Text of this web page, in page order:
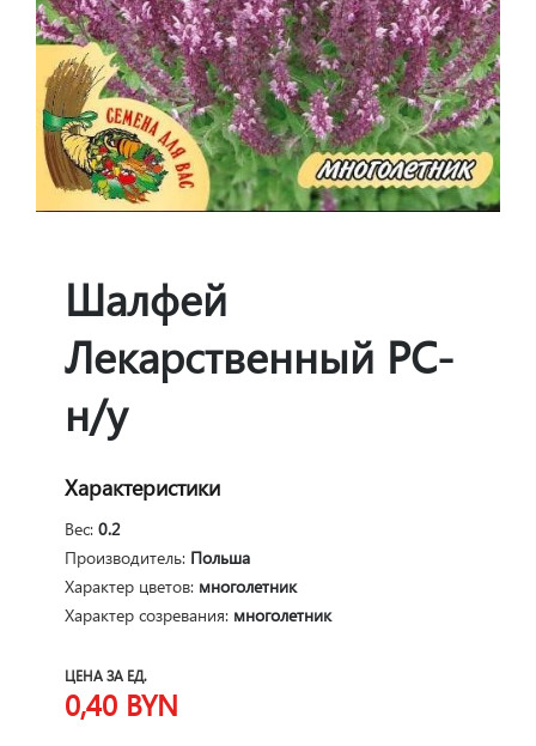
Шалфей
Лекарственный РС-
н/у
Характеристики
Вес: 0.2
Производитель: Польша
Характер цветов: многолетник
Характер созревания: многолетник
ЦЕНА ЗА ЕД.
0,40 BYN